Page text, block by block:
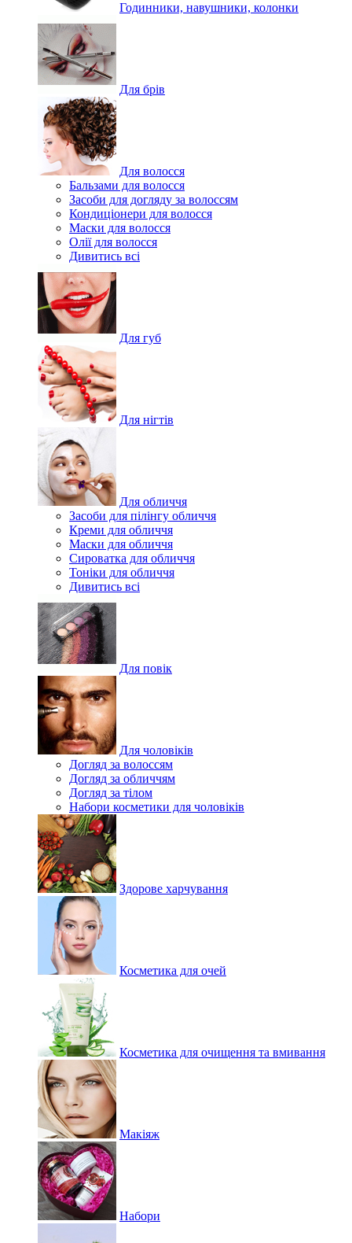
Годинники, навушники, колонки
Для брів
Для волосся
Бальзами для волосся
Засоби для догляду за волоссям
Кондиціонери для волосся
Маски для волосся
Олії для волосся
Дивитись всі
Для губ
Для нігтів
Для обличчя
Засоби для пілінгу обличчя
Креми для обличчя
Маски для обличчя
Сироватка для обличчя
Тоніки для обличчя
Дивитись всі
Для повік
Для чоловіків
Догляд за волоссям
Догляд за обличчям
Догляд за тілом
Набори косметики для чоловіків
Здорове харчування
Косметика для очей
Косметика для очищення та вмивання
Макіяж
Набори